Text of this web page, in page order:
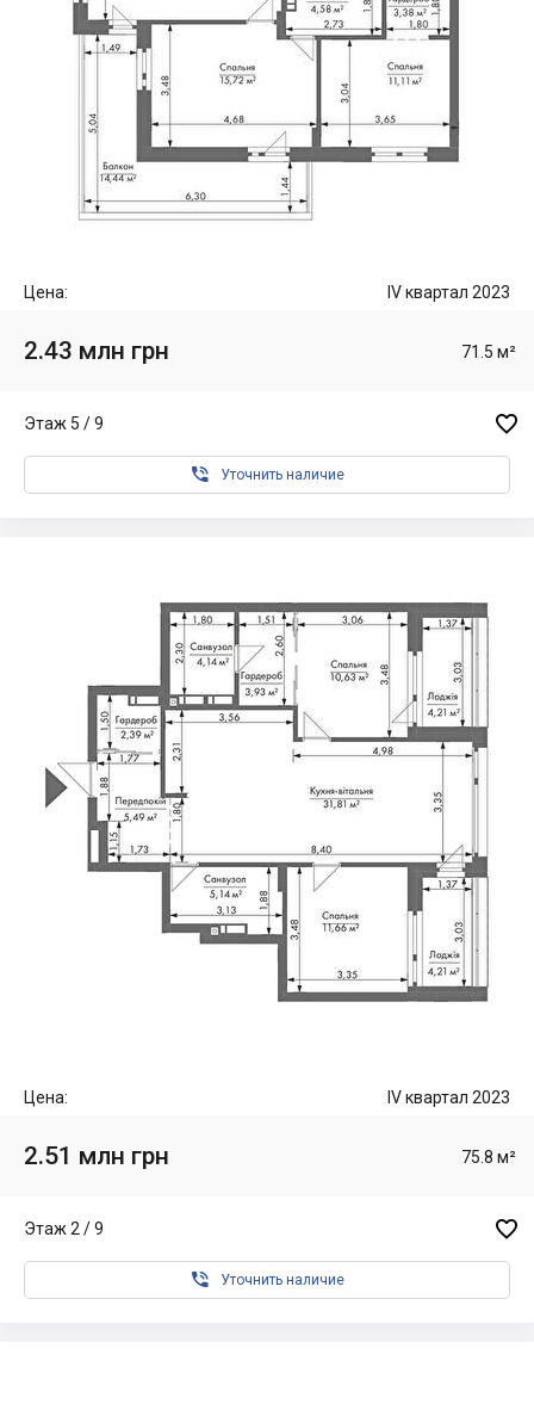
Цена: IV квартал 2023
2.43 млн грн 71.5 м²
Этаж 5 / 9 
 Уточнить наличие
Цена: IV квартал 2023
2.51 млн грн 75.8 м²
Этаж 2 / 9 
 Уточнить наличие